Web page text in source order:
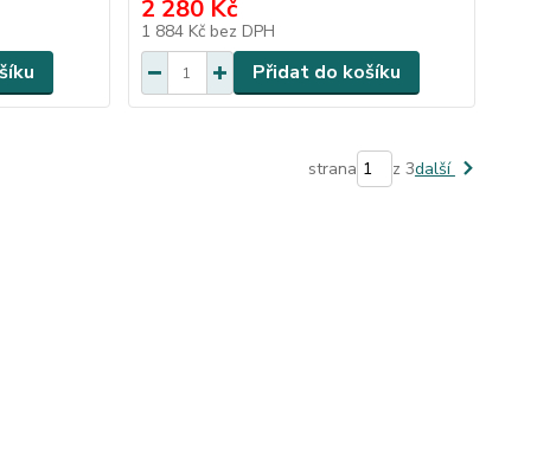
2 280 Kč
1 884 Kč bez DPH
Přidat do košíku
strana z 3další